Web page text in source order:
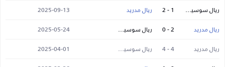
ريال سوسيداد
1 - 2 ريال مدريد
2025-09-13
ريال مدريد
2 - 0 ريال سوسيداد
2025-05-24
ريال مدريد
4 - 4 ريال سوسيداد
2025-04-01